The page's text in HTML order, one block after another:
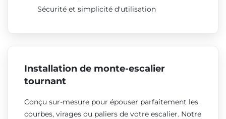
Sécurité et simplicité d'utilisation
Installation de monte-escalier
tournant
Conçu sur-mesure pour épouser parfaitement les
courbes, virages ou paliers de votre escalier. Notre